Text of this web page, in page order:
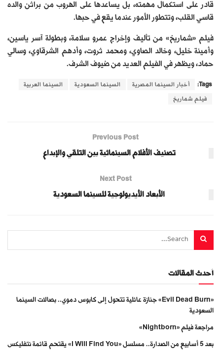
قادر على استكمال مهمته، بل يساعدها على الهروب من براثن والده
قاسي القلب، وتتطور الأمور عندما يقع في حبها.
فيلم «شماريخ» من تأليف وإخراج عمرو سلامة، وبطولة آسر ياسين،
وأمينة خليل، وخالد الصاوي، ومحمد ثروت، وأدهم الشرقاوي، وسالي
حماد، ويظهر في الفيلم العديد من ضيوف الشرف.
Tags: أخبار السينما المصرية السينما السعودية السينما العربية
فيلم شماريخ
Previous Post
تصنيف الأفلام السينمائية بين التلقي والإبداع
Next Post
الأبعاد الأيديولوجية للسينما السعودية
أحدث المقالات
«Evil Dead Burn» جنازة عائلية تتحول إلى كابوس دموي.. بصالات السينما
السعودية
مراجعة فيلم «Nightborn»
بعد 5 أسابيع من الصدارة.. مسلسل «I Will Find You» يقتحم قائمة نتفليكس